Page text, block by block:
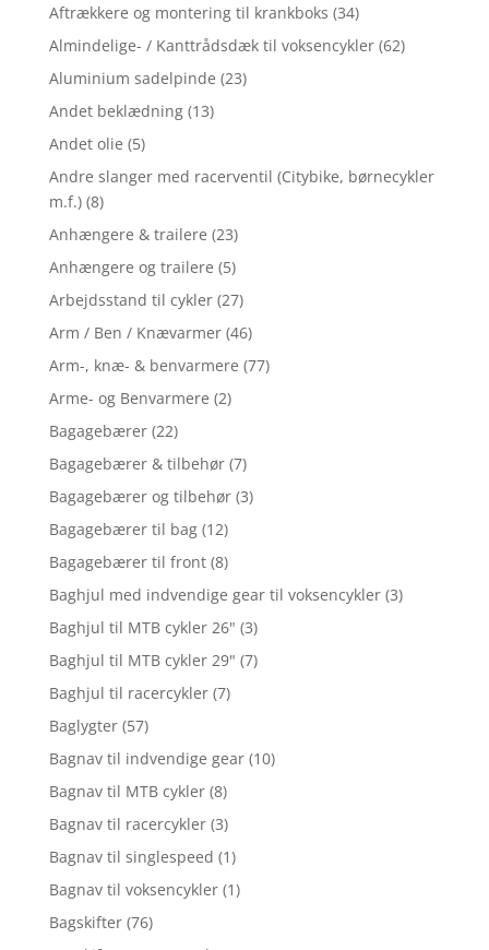
Aftrækkere og montering til krankboks (34)
Almindelige- / Kanttrådsdæk til voksencykler (62)
Aluminium sadelpinde (23)
Andet beklædning (13)
Andet olie (5)
Andre slanger med racerventil (Citybike, børnecykler
m.f.) (8)
Anhængere & trailere (23)
Anhængere og trailere (5)
Arbejdsstand til cykler (27)
Arm / Ben / Knævarmer (46)
Arm-, knæ- & benvarmere (77)
Arme- og Benvarmere (2)
Bagagebærer (22)
Bagagebærer & tilbehør (7)
Bagagebærer og tilbehør (3)
Bagagebærer til bag (12)
Bagagebærer til front (8)
Baghjul med indvendige gear til voksencykler (3)
Baghjul til MTB cykler 26" (3)
Baghjul til MTB cykler 29" (7)
Baghjul til racercykler (7)
Baglygter (57)
Bagnav til indvendige gear (10)
Bagnav til MTB cykler (8)
Bagnav til racercykler (3)
Bagnav til singlespeed (1)
Bagnav til voksencykler (1)
Bagskifter (76)